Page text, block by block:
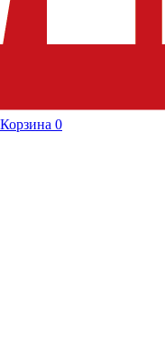
Корзина 0